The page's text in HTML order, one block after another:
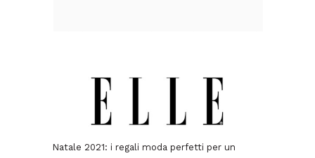
Natale 2021: i regali moda perfetti per un